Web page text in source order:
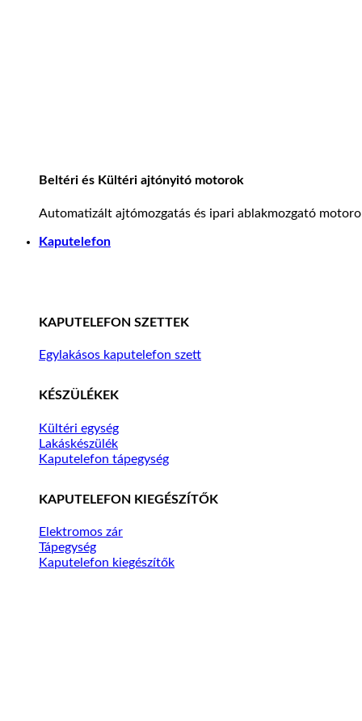
Beltéri és Kültéri ajtónyitó motorok
Automatizált ajtómozgatás és ipari ablakmozgató
Kaputelefon
KAPUTELEFON SZETTEK
Egylakásos kaputelefon szett
KÉSZÜLÉKEK
Kültéri egység
Lakáskészülék
Kaputelefon tápegység
KAPUTELEFON KIEGÉSZÍTŐK
Elektromos zár
Tápegység
Kaputelefon kiegészítők